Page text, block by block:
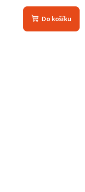
hodnocení
produktu
je
Do košíku